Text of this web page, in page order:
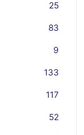
25
83
9
133
117
52